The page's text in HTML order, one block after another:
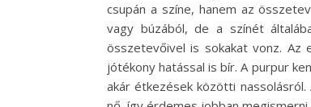
csupán a színe, hanem az
vagy búzából, de a színét
összetevőivel is sokakat vonz. Az
jótékony hatással is bír. A purpur
akár étkezések közötti